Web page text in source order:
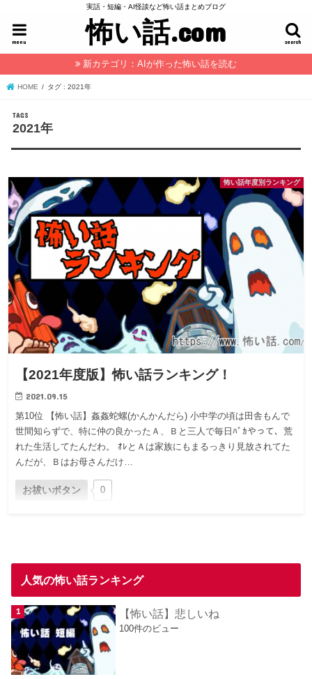
実話・短編・AI怪談など怖い話まとめブログ
怖い話.com search
menu
新カテゴリ：AIが作った怖い話を読む
HOME タグ : 2021年
2021年
怖い話年度別ランキング
【2021年度版】怖い話ランキング！
2021.09.15
第10位 【怖い話】姦姦蛇螺(かんかんだら) 小中学の頃は田舎もんで
世間知らずで、特に仲の良かったＡ、Ｂと三人で毎日ﾊﾞｶやって、荒
れた生活してたんだわ。 ｵﾚとＡは家族にもまるっきり見放されてた
んだが、Ｂはお母さんだけ…
お祓いボタン 0
人気の怖い話ランキング
【怖い話】悲しいね
100件のビュー